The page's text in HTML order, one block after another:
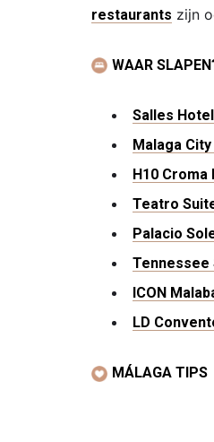
restaurants zijn
WAAR
Salles
Malaga
H10 Croma
Teatro
Palacio
Tennessee
ICON
LD
MÁLAGA TIPS